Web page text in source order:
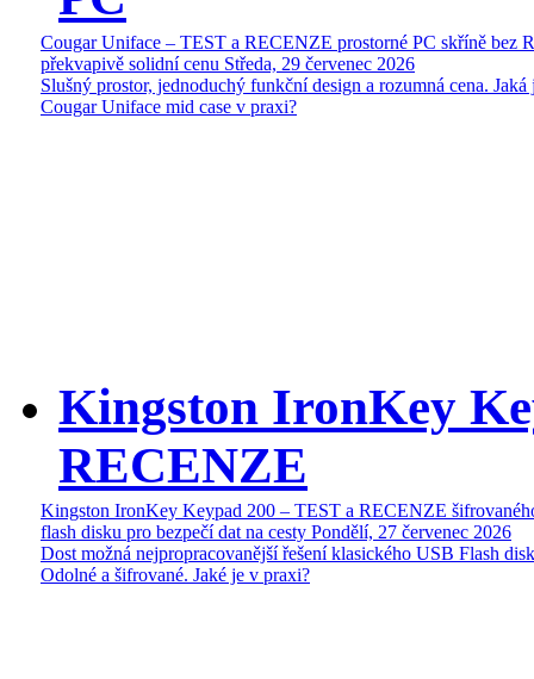
Cougar Uniface – TEST a RECENZE prostorné PC skříně bez
překvapivě solidní cenu Středa, 29 červenec 2026
Slušný prostor, jednoduchý funkční design a rozumná cena. Jaká
Cougar Uniface mid case v praxi?
Kingston IronKey
RECENZE
Kingston IronKey Keypad 200 – TEST a RECENZE
flash disku pro bezpečí dat na cesty Pondělí, 27 červenec 2026
Dost možná nejpropracovanější řešení klasického USB Flash
Odolné a šifrované. Jaké je v praxi?